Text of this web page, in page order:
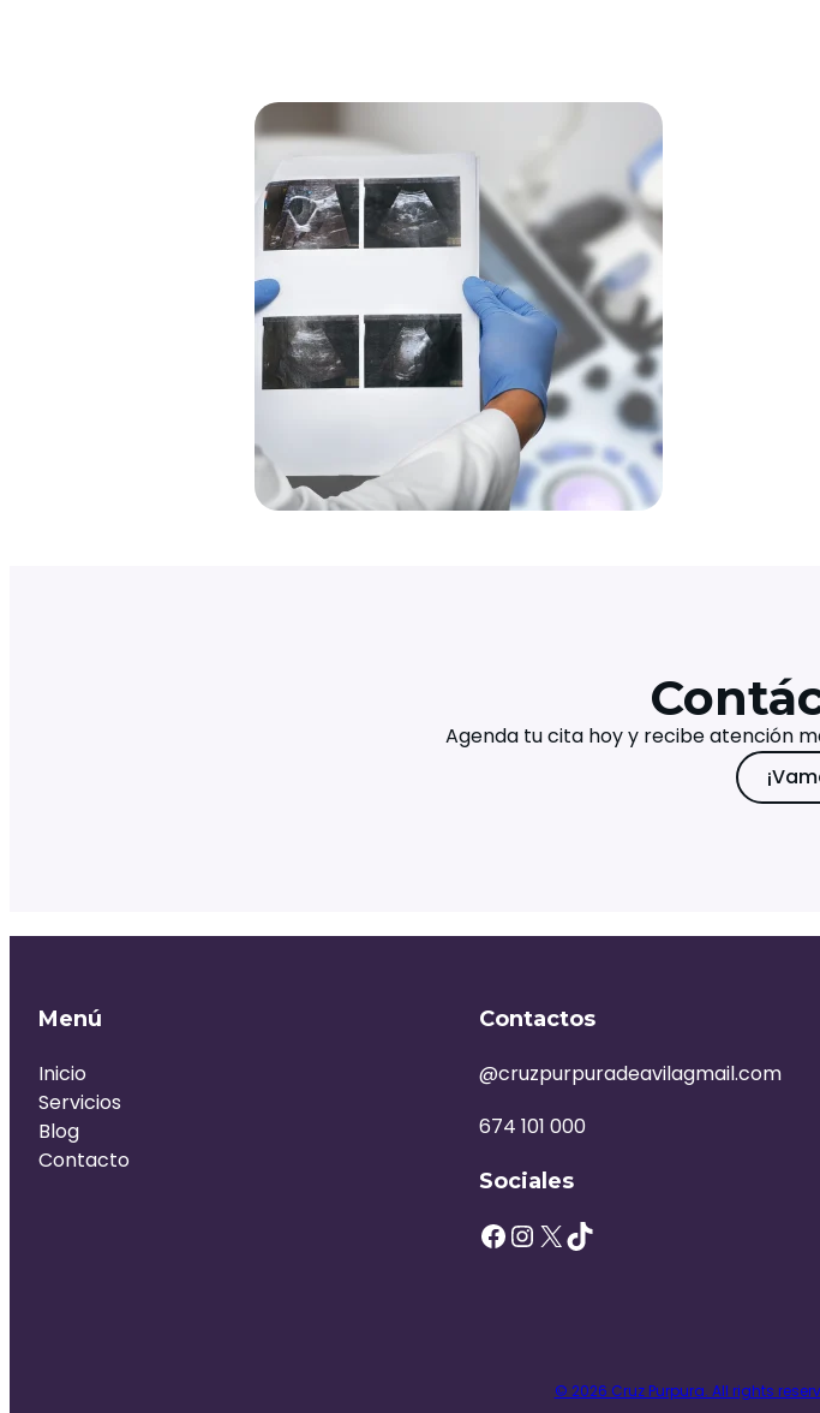
Agenda tu cita hoy y recibe atención
Menú
Inicio
Servicios
Blog
Contacto
Contactos
@cruzpurpuradeavilagmail.com
674 101 000
Sociales
© 2026 Cruz Purpura. All rights